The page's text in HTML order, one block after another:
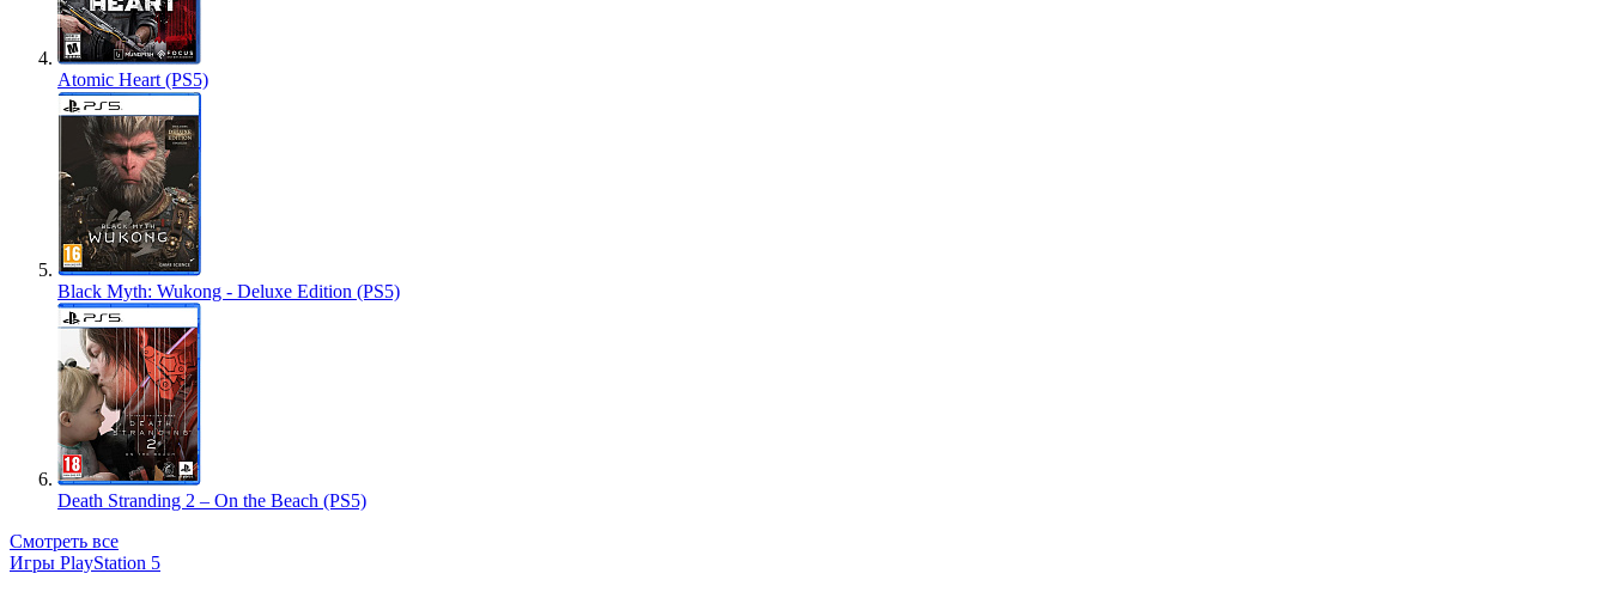
Atomic Heart (PS5)
Black Myth: Wukong - Deluxe Edition (PS5)
Death Stranding 2 – On the Beach (PS5)
Смотреть все
Игры PlayStation 5